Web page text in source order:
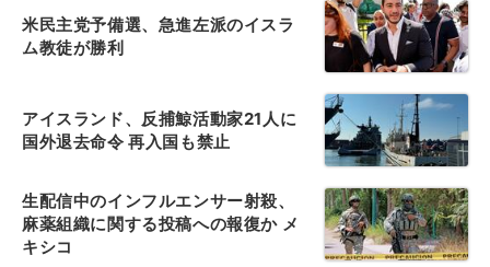
米民主党予備選、急進左派のイスラ
ム教徒が勝利
アイスランド、反捕鯨活動家21人に
国外退去命令 再入国も禁止
生配信中のインフルエンサー射殺、
麻薬組織に関する投稿への報復か メ
キシコ